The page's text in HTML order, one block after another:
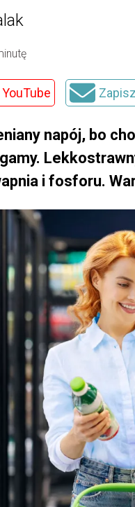
napój, bo
i fosforu.